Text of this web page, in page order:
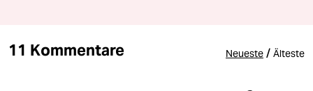
11 Kommentare Neueste / Älteste